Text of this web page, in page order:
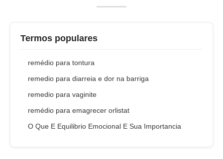
Termos populares
remédio para tontura
remedio para diarreia e dor na barriga
remedio para vaginite
remédio para emagrecer orlistat
O Que E Equilibrio Emocional E Sua Importancia